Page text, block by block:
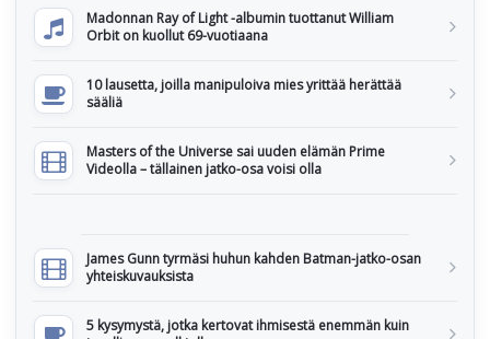
Madonnan Ray of Light -albumin tuottanut William
Orbit on kuollut 69-vuotiaana
10 lausetta, joilla manipuloiva mies yrittää herättää
sääliä
Masters of the Universe sai uuden elämän Prime
Videolla – tällainen jatko-osa voisi olla
James Gunn tyrmäsi huhun kahden Batman-jatko-osan
yhteiskuvauksista
5 kysymystä, jotka kertovat ihmisestä enemmän kuin